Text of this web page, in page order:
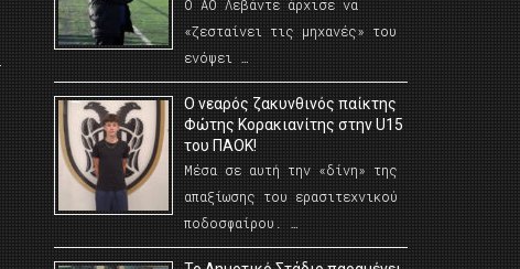
Ο ΑΟ Λεβάντε άρχισε να
«ζεσταίνει τις μηχανές» του
ενόψει …
O νεαρός ζακυνθινός παίκτης
Φώτης Κορακιανίτης στην U15
του ΠΑΟΚ!
Μέσα σε αυτή την «δίνη» της
απαξίωσης του ερασιτεχνικού
ποδοσφαίρου. …